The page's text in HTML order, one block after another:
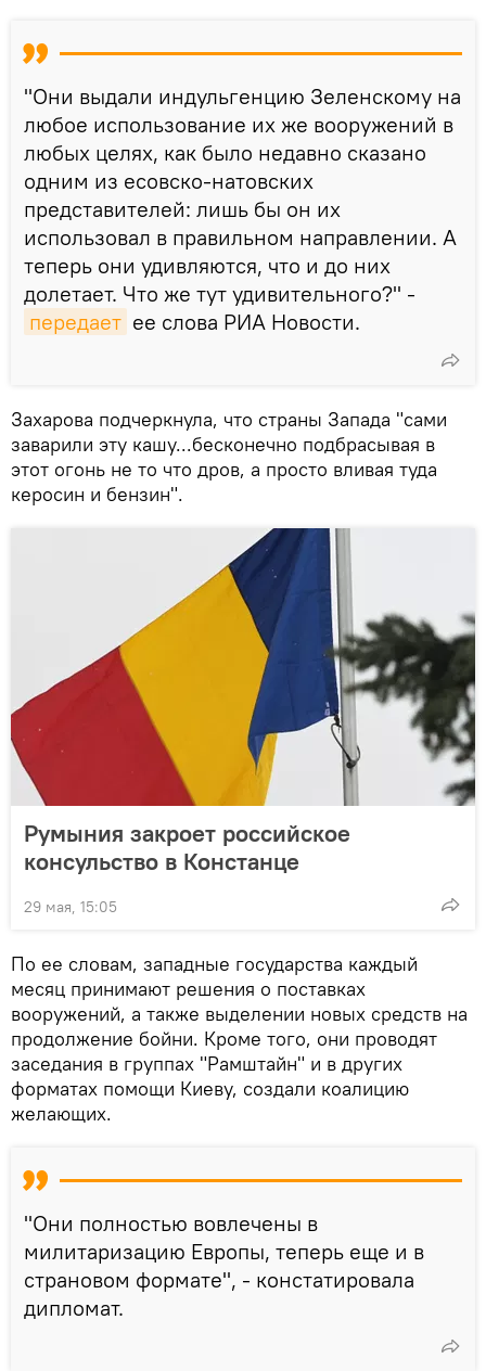
"Они выдали индульгенцию Зеленскому на
любое использование их же вооружений в
любых целях, как было недавно сказано
одним из есовско-натовских
представителей: лишь бы он их
использовал в правильном направлении. А
теперь они удивляются, что и до них
долетает. Что же тут удивительного?" -
передает ее слова РИА Новости.
Захарова подчеркнула, что страны Запада "сами
заварили эту кашу...бесконечно подбрасывая в
этот огонь не то что дров, а просто вливая туда
керосин и бензин".
Румыния закроет российское
консульство в Констанце
29 мая, 15:05
По ее словам, западные государства каждый
месяц принимают решения о поставках
вооружений, а также выделении новых средств на
продолжение бойни. Кроме того, они проводят
заседания в группах "Рамштайн" и в других
форматах помощи Киеву, создали коалицию
желающих.
"Они полностью вовлечены в
милитаризацию Европы, теперь еще и в
страновом формате", - констатировала
дипломат.